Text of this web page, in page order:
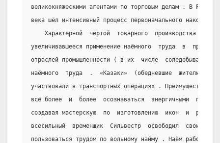
великокняжескими агентами по торговым делам . В
века шёл интенсивный процесс первоначального
Характерной  чертой  товарного  производства
увеличивавшееся применение наёмного  труда  в
отраслей промышленности ( в их  числе
наёмного  труда  .  «Казаки»  (обедневшие  жители
участвовали в транспортных операциях . Преимущество
всё более  и  более  осознаваться  энергичными
создавая мастерскую  по  изготовлению  икон  и
всесильный  временщик  Сильвестр  освободил  своих
пользоваться трудом по вольному найму . Наём рабочей